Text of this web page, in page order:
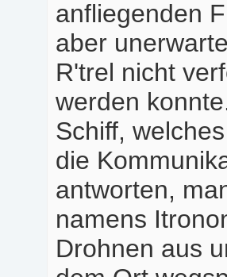
anfliegenden
aber
R'trel nicht
werden
Schiff,
die
antworten,
namens
Drohnen aus